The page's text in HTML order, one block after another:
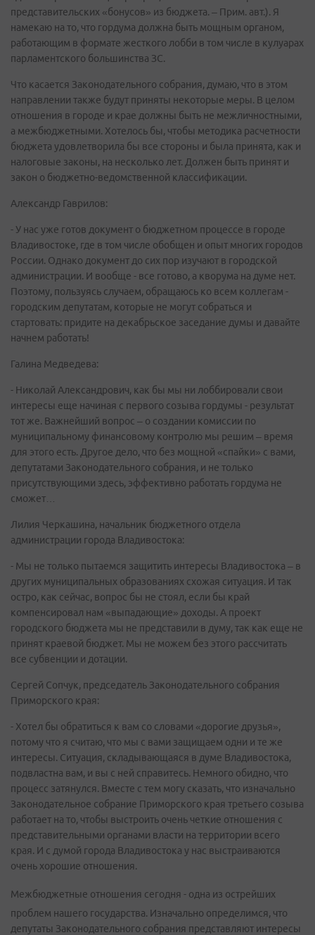
представительских «бонусов» из бюджета. – Прим. авт.). Я
намекаю на то, что гордума должна быть мощным органом,
работающим в формате жесткого лобби в том числе в кулуарах
парламентского большинства ЗС.
Что касается Законодательного собрания, думаю, что в этом
направлении также будут приняты некоторые меры. В целом
отношения в городе и крае должны быть не межличностными,
а межбюджетными. Хотелось бы, чтобы методика расчетности
бюджета удовлетворила бы все стороны и была принята, как и
налоговые законы, на несколько лет. Должен быть принят и
закон о бюджетно-ведомственной классификации.
Александр Гаврилов:
- У нас уже готов документ о бюджетном процессе в городе
Владивостоке, где в том числе обобщен и опыт многих городов
России. Однако документ до сих пор изучают в городской
администрации. И вообще - все готово, а кворума на думе нет.
Поэтому, пользуясь случаем, обращаюсь ко всем коллегам -
городским депутатам, которые не могут собраться и
стартовать: придите на декабрьское заседание думы и давайте
начнем работать!
Галина Медведева:
- Николай Александрович, как бы мы ни лоббировали свои
интересы еще начиная с первого созыва гордумы - результат
тот же. Важнейший вопрос – о создании комиссии по
муниципальному финансовому контролю мы решим – время
для этого есть. Другое дело, что без мощной «спайки» с вами,
депутатами Законодательного собрания, и не только
присутствующими здесь, эффективно работать гордума не
сможет…
Лилия Черкашина, начальник бюджетного отдела
администрации города Владивостока:
- Мы не только пытаемся защитить интересы Владивостока – в
других муниципальных образованиях схожая ситуация. И так
остро, как сейчас, вопрос бы не стоял, если бы край
компенсировал нам «выпадающие» доходы. А проект
городского бюджета мы не представили в думу, так как еще не
принят краевой бюджет. Мы не можем без этого рассчитать
все субвенции и дотации.
Сергей Сопчук, председатель Законодательного собрания
Приморского края:
- Хотел бы обратиться к вам со словами «дорогие друзья»,
потому что я считаю, что мы с вами защищаем одни и те же
интересы. Ситуация, складывающаяся в думе Владивостока,
подвластна вам, и вы с ней справитесь. Немного обидно, что
процесс затянулся. Вместе с тем могу сказать, что изначально
Законодательное собрание Приморского края третьего созыва
работает на то, чтобы выстроить очень четкие отношения с
представительными органами власти на территории всего
края. И с думой города Владивостока у нас выстраиваются
очень хорошие отношения.
Межбюджетные отношения сегодня - одна из острейших
проблем нашего государства. Изначально определимся, что
депутаты Законодательного собрания представляют интересы